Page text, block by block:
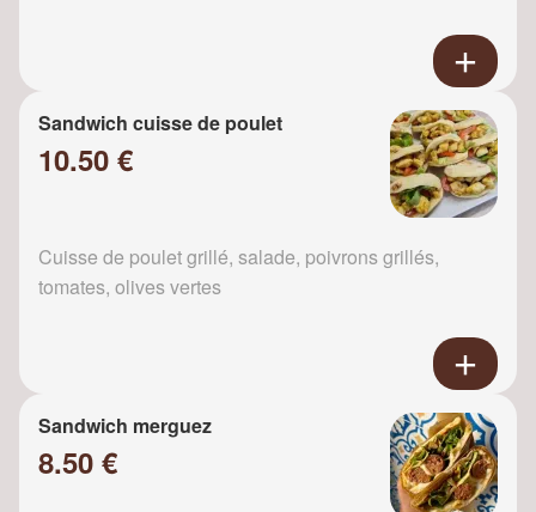
Sandwich cuisse de poulet
10.50 €
Cuisse de poulet grillé, salade, poivrons grillés,
tomates, olives vertes
Sandwich merguez
8.50 €